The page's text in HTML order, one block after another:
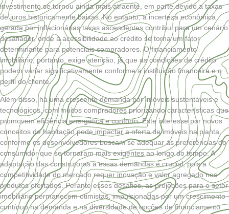
investimento se tornou ainda mais atraente, em parte devido a taxas
de juros historicamente baixas. No entanto, a incerteza econômica
gerada por inflacionárias taxas ascendentes contribui para um cenário
desafiador, onde a acessibilidade ao crédito se torna um fator
determinante para potenciais compradores. O financiamento
imobiliário, portanto, exige atenção, já que as condições de crédito
podem variar significativamente conforme a instituição financeira e o
perfil do cliente.
Além disso, há uma crescente demanda por imóveis sustentáveis e
tecnológicos, com muitos compradores priorizando características que
promovem eficiência energética e conforto. Este interesse por novos
conceitos de habitação pode impactar a oferta de imóveis na planta,
conforme os desenvolvedores buscam se adequar às preferências do
consumidor que se tornaram mais exigentes ao longo do tempo. A
adaptação das construtoras a essas demandas é crucial, pois a
competitividade do mercado requer inovação e valor agregado nos
produtos ofertados. Perante esses desafios, as projeções para o setor
imobiliário permanecem otimistas, impulsionadas por um crescimento
contínuo na demanda e na diversidade de opções de financiamento